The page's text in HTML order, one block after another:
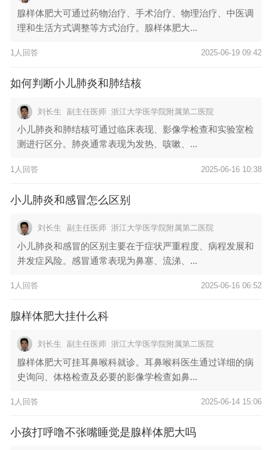
腺样体肥大可通过药物治疗、手术治疗、物理治疗、中医调
理和生活方式调整等方式治疗。腺样体肥大...
1人回答 2025-06-19 09:42
如何判断小儿肺炎和肺结核
刘长生 副主任医师 浙江大学医学院附属第二医院
小儿肺炎和肺结核可通过临床表现、影像学检查和实验室检
测进行区分。肺炎通常表现为发热、咳嗽、...
1人回答 2025-06-16 10:38
小儿肺炎和感冒怎么区别
刘长生 副主任医师 浙江大学医学院附属第二医院
小儿肺炎和感冒的区别主要在于症状严重程度、病程发展和
并发症风险。感冒通常表现为鼻塞、流涕、...
1人回答 2025-06-16 06:52
腺样体肥大挂什么科
刘长生 副主任医师 浙江大学医学院附属第二医院
腺样体肥大可挂耳鼻喉科就诊。耳鼻喉科医生通过详细的病
史询问、体格检查及必要的影像学检查如鼻...
1人回答 2025-06-14 15:06
小孩打呼噜不张嘴睡觉是腺样体肥大吗